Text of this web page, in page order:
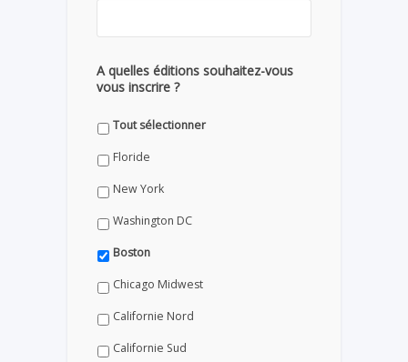
A quelles éditions souhaitez-vous
vous inscrire ?
Tout sélectionner
Floride
New York
Washington DC
Boston
Chicago Midwest
Californie Nord
Californie Sud